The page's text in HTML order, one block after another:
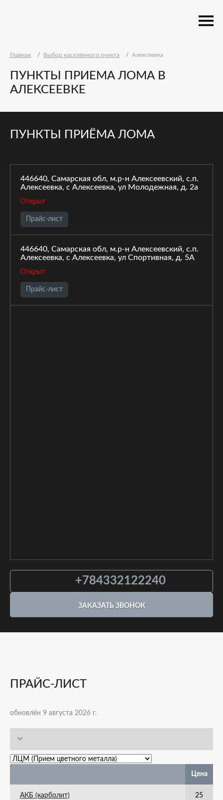
Главная Выбор населённого пункта Алексеевка
ПУНКТЫ ПРИЕМА ЛОМА В
АЛЕКСЕЕВКЕ
ПУНКТЫ ПРИЁМА ЛОМА
446640, Самарская обл, м.р-н Алексеевский, с.п.
Алексеевка, с Алексеевка, ул Молодежная, д. 2а
Открыт
Прайс-лист
446640, Самарская обл, м.р-н Алексеевский, с.п.
Алексеевка, с Алексеевка, ул Спортивная, д. 5А
Открыт
Прайс-лист
+784332122240
ЗАКАЗАТЬ ЗВОНОК
ПРАЙС-ЛИСТ
обновлён 9 августа 2026 г.
Цена
АКБ (карболит) 25